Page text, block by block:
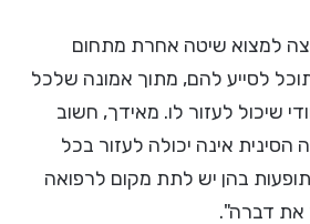
למצוא שיטה אחרת מתחום
לסייע להם, מתוך אמונה שלכל
שיכול לעזור לו. מאידך, חשוב
הסינית אינה יכולה לעזור בכל
תופעות בהן יש לתת מקום לרפואה
את דברה".